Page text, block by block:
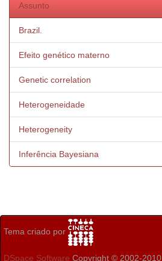
Assunto
Brazil.
Efeito genético materno
Genetic correlation
Heterogeneidade
Heterogeneity
Inferência Bayesiana
Tema criado por
DSpace Software Copyright © 2002-2010